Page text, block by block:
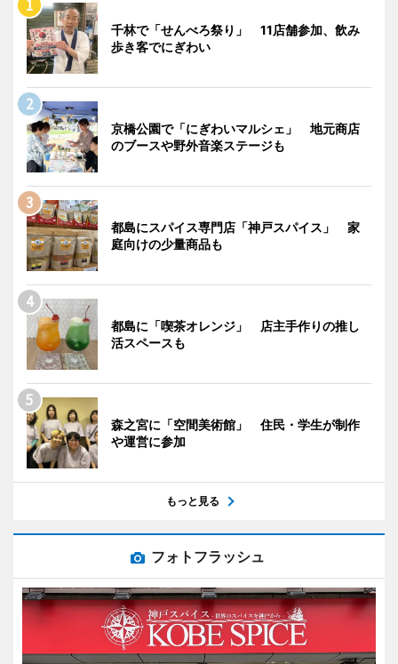
千林で「せんべろ祭り」 11店舗参加、飲み
歩き客でにぎわい
京橋公園で「にぎわいマルシェ」 地元商店
のブースや野外音楽ステージも
都島にスパイス専門店「神戸スパイス」 家
庭向けの少量商品も
都島に「喫茶オレンジ」 店主手作りの推し
活スペースも
森之宮に「空間美術館」 住民・学生が制作
や運営に参加
もっと見る
フォトフラッシュ